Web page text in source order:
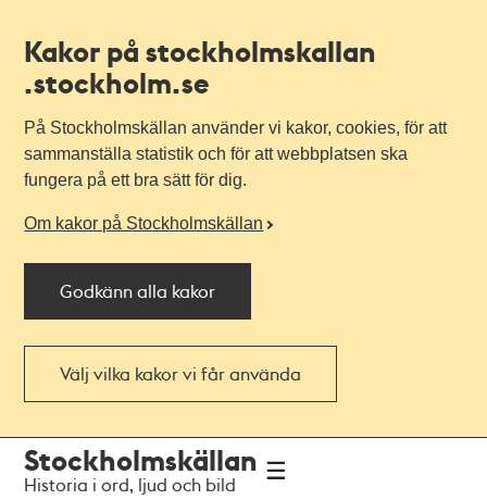
Kakor på stockholmskallan
.stockholm.se
På Stockholmskällan använder vi kakor, cookies, för att
sammanställa statistik och för att webbplatsen ska
fungera på ett bra sätt för dig.
Om kakor på Stockholmskällan
Godkänn alla kakor
Välj vilka kakor vi får använda
navigationen
huvudinnehållet
Stockholmskällan
Historia i ord, ljud och bild